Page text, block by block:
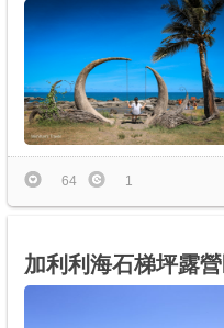
64 1
加利利海石梯坪露